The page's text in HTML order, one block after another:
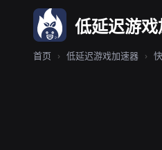
低延迟游
首页 › 低延迟游戏加速器 ›